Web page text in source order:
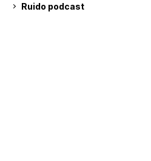
Ruido podcast